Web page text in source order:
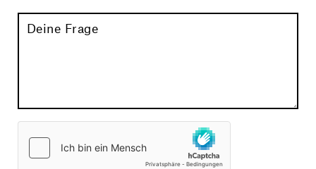
Deine Frage